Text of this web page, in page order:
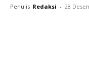
Penulis Redaksi - 28